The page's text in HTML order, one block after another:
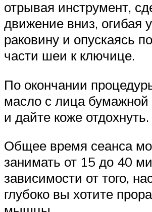
отрывая инструмент,
движение вниз, огибая
раковину и опускаясь
части шеи к ключице.
По окончании
масло с лица бумажной
и дайте коже отдохнуть.
Общее время сеанса
занимать от 15 до 40
зависимости от того,
глубоко вы хотите